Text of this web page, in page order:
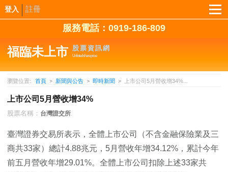
登入 註冊
服務電話：0919-186-809
福臨未上市 股票資訊網
Unlisted share price
瀏覽位置: 首頁 新聞與公告 即時新聞 上市公司5月營收增34%...
上市公司5月營收增34%
股票名稱： 台灣證交所.
臺灣證券交易所表示，全體上市公司（不含金融保險業及三
商共33家）總計4.88兆元，5月營收年增34.12%，累計今年
前五月營收年增29.01%。全體上市公司扣除上述33家共